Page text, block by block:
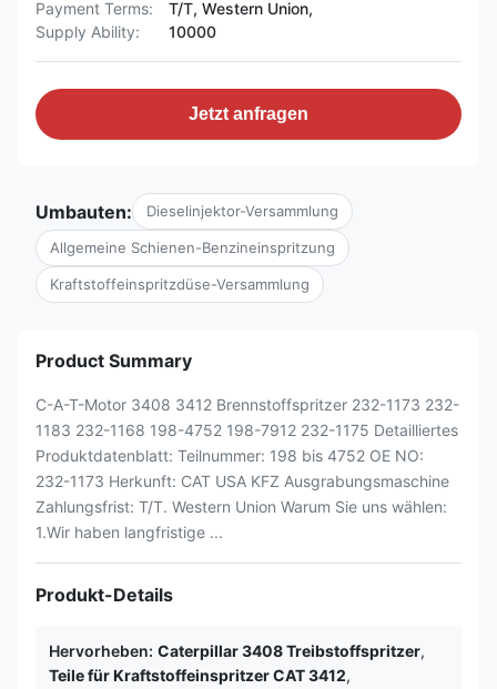
Payment Terms:
T/T, Western Union,
Supply Ability:
10000
Jetzt anfragen
Umbauten: Dieselinjektor-Versammlung
Allgemeine Schienen-Benzineinspritzung
Kraftstoffeinspritzdüse-Versammlung
Product Summary
C-A-T-Motor 3408 3412 Brennstoffspritzer 232-1173 232-
1183 232-1168 198-4752 198-7912 232-1175 Detailliertes
Produktdatenblatt: Teilnummer: 198 bis 4752 OE NO:
232-1173 Herkunft: CAT USA KFZ Ausgrabungsmaschine
Zahlungsfrist: T/T. Western Union Warum Sie uns wählen:
1.Wir haben langfristige ...
Produkt-Details
Hervorheben: Caterpillar 3408 Treibstoffspritzer,
Teile für Kraftstoffeinspritzer CAT 3412,